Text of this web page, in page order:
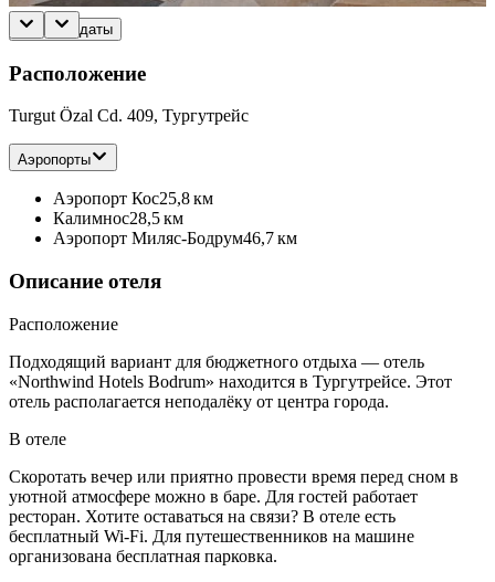
Выбрать даты
Расположение
Turgut Özal Cd. 409, Тургутрейс
Аэропорты
Аэропорт Кос25,8 км
Калимнос28,5 км
Аэропорт Миляс-Бодрум46,7 км
Описание отеля
Расположение
Подходящий вариант для бюджетного отдыха — отель
«Northwind Hotels Bodrum» находится в Тургутрейсе. Этот
отель располагается неподалёку от центра города.
В отеле
Скоротать вечер или приятно провести время перед сном в
уютной атмосфере можно в баре. Для гостей работает
ресторан. Хотите оставаться на связи? В отеле есть
бесплатный Wi-Fi. Для путешественников на машине
организована бесплатная парковка.